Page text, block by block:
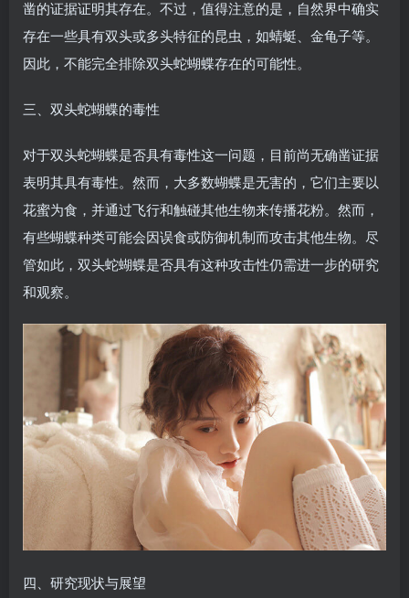
凿的证据证明其存在。不过，值得注意的是，自然界中确实
存在一些具有双头或多头特征的昆虫，如蜻蜓、金龟子等。
因此，不能完全排除双头蛇蝴蝶存在的可能性。
三、双头蛇蝴蝶的毒性
对于双头蛇蝴蝶是否具有毒性这一问题，目前尚无确凿证据
表明其具有毒性。然而，大多数蝴蝶是无害的，它们主要以
花蜜为食，并通过飞行和触碰其他生物来传播花粉。然而，
有些蝴蝶种类可能会因误食或防御机制而攻击其他生物。尽
管如此，双头蛇蝴蝶是否具有这种攻击性仍需进一步的研究
和观察。
四、研究现状与展望